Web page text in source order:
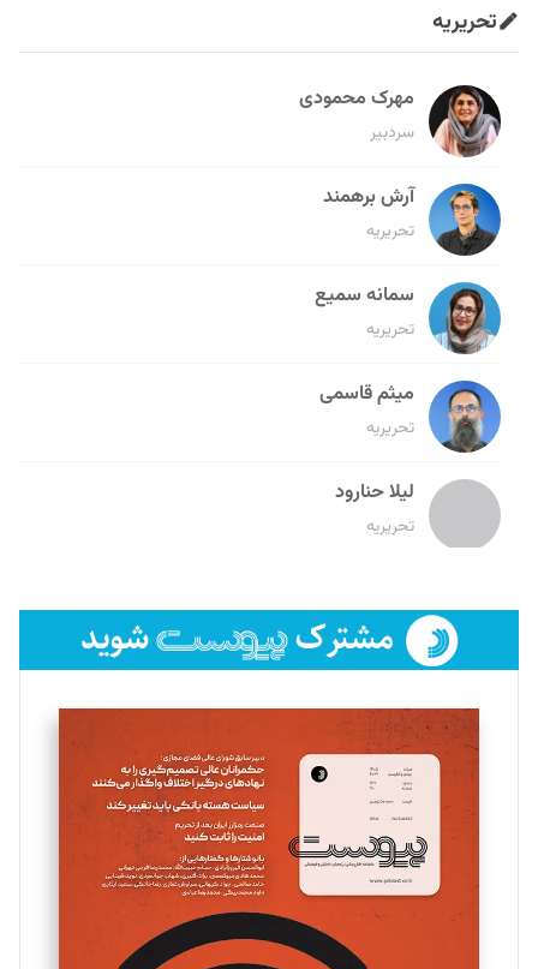
تحریریه
مهرک محمودی
سردبیر
آرش برهمند
تحریریه
سمانه سمیع
تحریریه
میثم قاسمی
تحریریه
لیلا حنارود
تحریریه
تحریریه
تحریریه
مینا پاکدل
تحریریه
یسنا امان‌پور
تحریریه